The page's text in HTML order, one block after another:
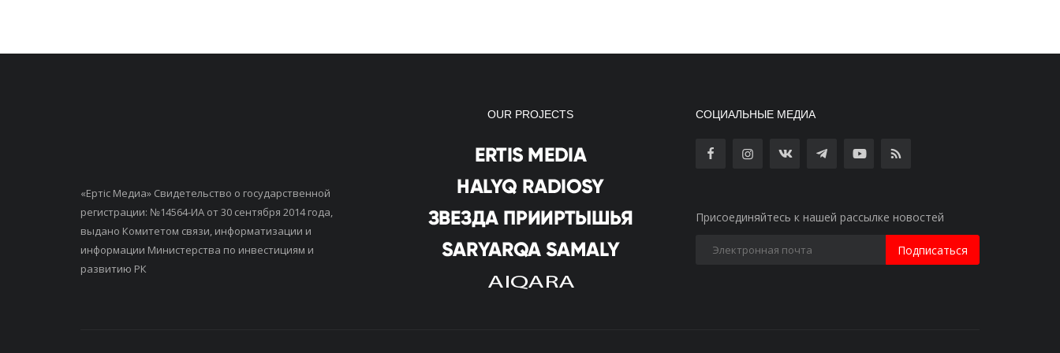
«Ертiс Медиа» Свидетельство о государственной
регистрации: №14564-ИА от 30 сентября 2014 года,
выдано Комитетом связи, информатизации и
информации Министерства по инвестициям и
развитию РК
OUR PROJECTS СОЦИАЛЬНЫЕ МЕДИА
Присоединяйтесь к нашей рассылке новостей
Подписаться